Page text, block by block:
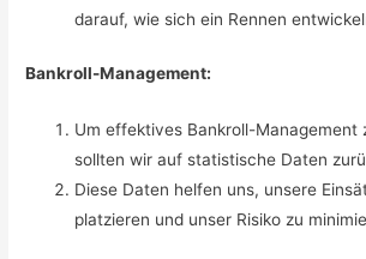
darauf, wie sich ein Rennen
Bankroll-Management:
Um effektives Bankroll-Management
sollten wir auf statistische Daten
Diese Daten helfen uns, unsere
platzieren und unser Risiko zu